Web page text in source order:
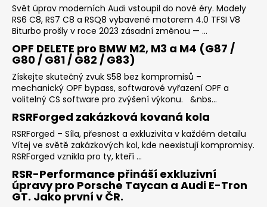
Svět úprav moderních Audi vstoupil do nové éry. Modely
RS6 C8, RS7 C8 a RSQ8 vybavené motorem 4.0 TFSI V8
Biturbo prošly v roce 2023 zásadní změnou — ...
OPF DELETE pro BMW M2, M3 a M4 (G87 /
G80 / G81 / G82 / G83)
Získejte skutečný zvuk S58 bez kompromisů –
mechanický OPF bypass, softwarové vyřazení OPF a
volitelný CS software pro zvýšení výkonu. &nbs...
RSRForged zakázková kovaná kola
RSRForged – Síla, přesnost a exkluzivita v každém detailu
Vítej ve světě zakázkových kol, kde neexistují kompromisy.
RSRForged vznikla pro ty, kteří ...
RSR-Performance přináší exkluzivní
úpravy pro Porsche Taycan a Audi E-Tron
GT. Jako první v ČR.